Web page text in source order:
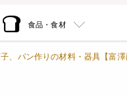
食品・食材
、パン作りの材料・器具【富澤